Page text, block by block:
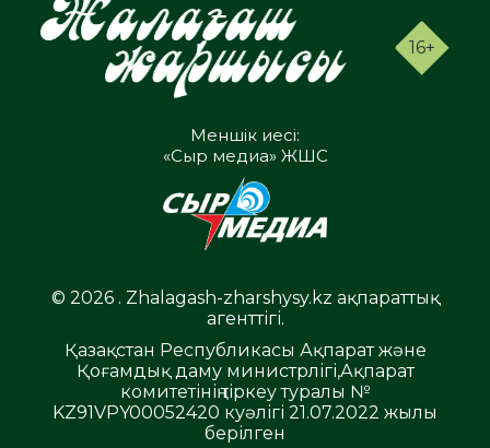
16+
Меншік иесі:
«Сыр медиа» ЖШС
© 2026 . Zhalagash-zharshysy.kz ақпараттық
агенттігі.
Қазақстан Республикасы Ақпарат және
Қоғамдық даму министрлігі,Ақпарат
комитетінің тіркеу туралы №
KZ91VPY00052420 куәлігі 21.07.2022 жылы
берілген